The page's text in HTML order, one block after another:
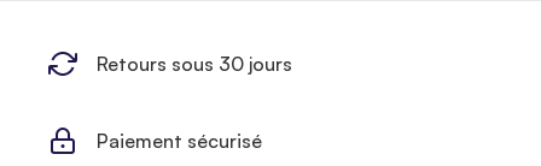
Retours sous 30 jours
Paiement sécurisé